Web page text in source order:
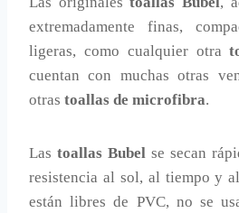
extremadamente finas,
ligeras, como cualquier otra
cuentan con muchas otras
otras toallas de microfibra.
Las toallas Bubel se secan
resistencia al sol, al tiempo y
están libres de PVC, no se